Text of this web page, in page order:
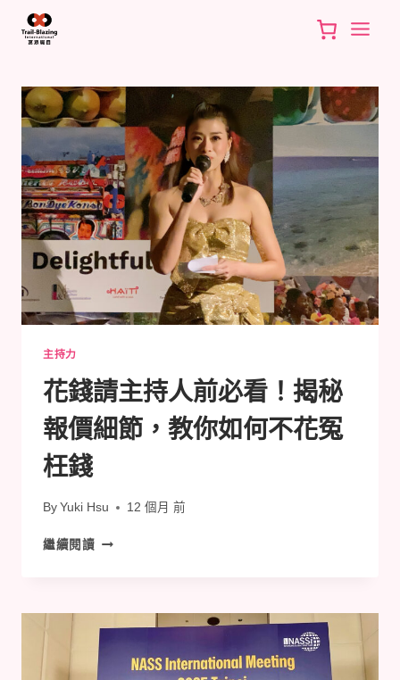
主持力
花錢請主持人前必看！揭秘
報價細節，教你如何不花冤
枉錢
By Yuki Hsu 12 個月 前
繼續閱讀花
持
人
前
必